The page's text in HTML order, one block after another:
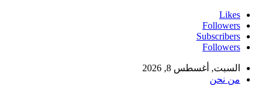
Likes
Followers
Subscribers
Followers
السبت, أغسطس 8, 2026
من نحن